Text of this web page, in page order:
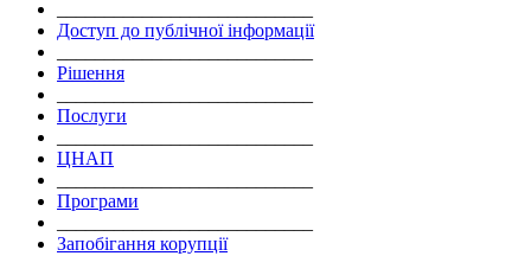
Доступ до публічної інформації
Рішення
Послуги
ЦНАП
Програми
Запобігання корупції